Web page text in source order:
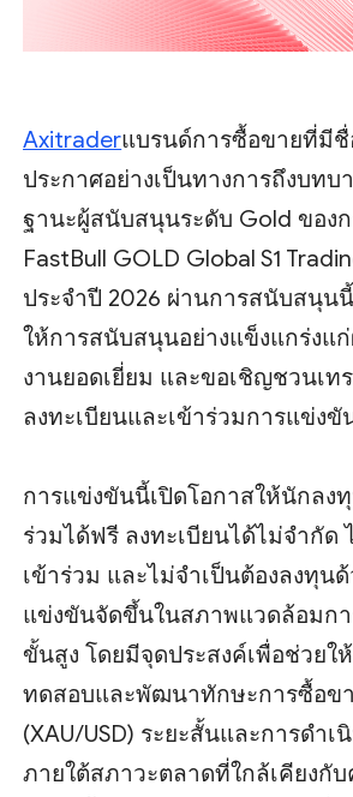
Axitraderแบรนด์การซื้อขายที่มีชื่
ประกาศอย่างเป็นทางการถึงบทบ
ฐานะผู้สนับสนุนระดับ Gold ของ
FastBull GOLD Global S1
ประจำปี 2026 ผ่านการสนับสนุน
ให้การสนับสนุนอย่างแข็งแกร่งแ
งานยอดเยี่ยม และขอเชิญชวนเท
ลงทะเบียนและเข้าร่วมการแข่งขั
การแข่งขันนี้เปิดโอกาสให้นักลง
ร่วมได้ฟรี ลงทะเบียนได้ไม่จำกัด
เข้าร่วม และไม่จำเป็นต้องลงทุนด้
แข่งขันจัดขึ้นในสภาพแวดล้อมก
ขั้นสูง โดยมีจุดประสงค์เพื่อช่วยใ
ทดสอบและพัฒนาทักษะการซื้อข
(XAU/USD) ระยะสั้นและการดำ
ภายใต้สภาวะตลาดที่ใกล้เคียงกับ